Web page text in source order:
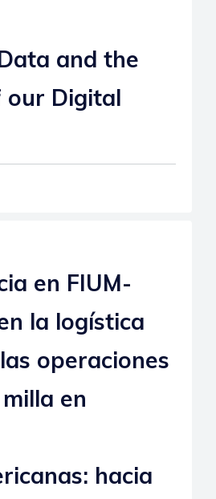
and the
our Digital
en FIUM-
la logística
operaciones
en
hacia